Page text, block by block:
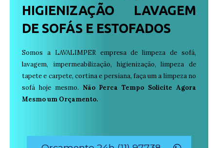
HIGIENIZAÇÃO LAVAGEM
DE SOFÁS E ESTOFADOS
Somos a LAVALIMPER empresa de limpeza de sofá,
lavagem, impermeabilização, higienização, limpeza de
tapete e carpete, cortina e persiana, faça um a limpeza no
sofá hoje mesmo. Não Perca Tempo Solicite Agora
Mesmo um Orçamento.